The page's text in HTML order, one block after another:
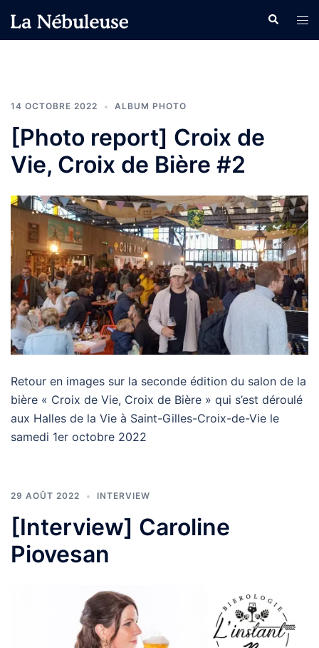
au
le
14 OCTOBRE 2022 ALBUM PHOTO
[Photo report] Croix de
Vie, Croix de Bière #2
Retour en images sur la seconde édition du salon de la
bière « Croix de Vie, Croix de Bière » qui s’est déroulé
aux Halles de la Vie à Saint-Gilles-Croix-de-Vie le
samedi 1er octobre 2022
29 AOÛT 2022 INTERVIEW
[Interview] Caroline
Piovesan